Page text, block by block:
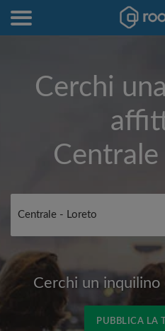
Cerchi
Cerchi un inquilino
PUBBLICA LA